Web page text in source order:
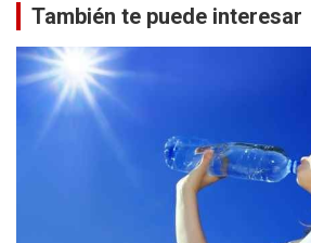
También te puede interesar